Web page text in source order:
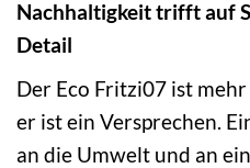
Nachhaltigkeit trifft auf
Detail
Der Eco Fritzi07 ist
er ist ein Versprechen.
an die Umwelt und an